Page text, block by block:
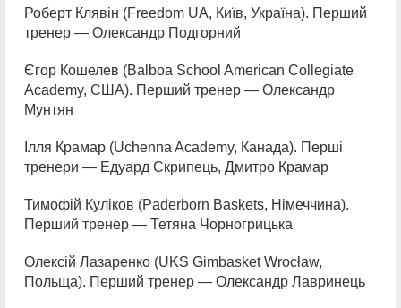
Роберт Клявін (Freedom UA, Київ, Україна). Перший
тренер — Олександр Подгорний
Єгор Кошелев (Balboa School American Collegiate
Academy, США). Перший тренер — Олександр
Мунтян
Ілля Крамар (Uchenna Academy, Канада). Перші
тренери — Едуард Скрипець, Дмитро Крамар
Тимофій Куліков (Paderborn Baskets, Німеччина).
Перший тренер — Тетяна Чорногрицька
Олексій Лазаренко (UKS Gimbasket Wrocław,
Польща). Перший тренер — Олександр Лавринець